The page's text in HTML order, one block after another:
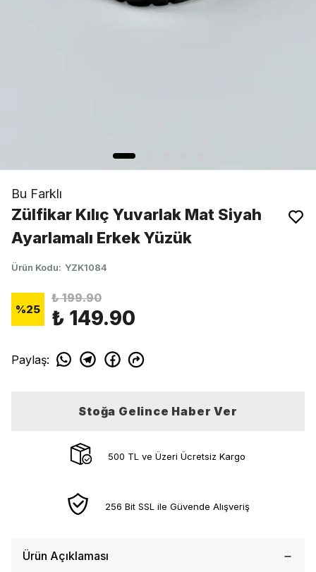
Bu Farklı
Zülfikar Kılıç Yuvarlak Mat Siyah
Ayarlamalı Erkek Yüzük
Ürün Kodu: YZK1084
%25
₺ 199.90
₺ 149.90
Paylaş:
Stoğa Gelince Haber Ver
500 TL ve Üzeri Ücretsiz Kargo
256 Bit SSL ile Güvende Alışveriş
Ürün Açıklaması